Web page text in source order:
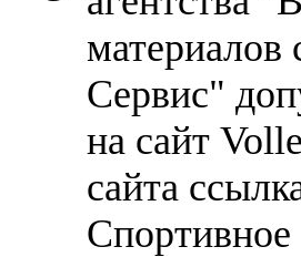
материалов
Сервис"
на сайт
сайта
Спортивное